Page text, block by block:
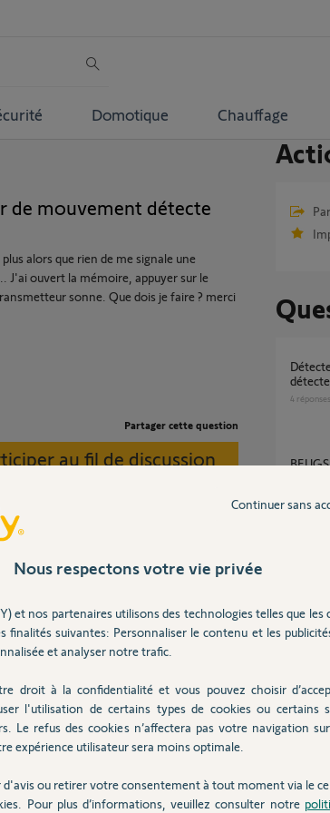
Domotique Chauffage
de mouvement détecte
alors que rien de me signale une
J'ai ouvert la mémoire, appuyer sur le
sonne. Que dois je faire ? merci
Partager cette question
au fil de discussion
?
Détecteur de mouvement intérieur ne
4 réponses
Caméra indoor sans notif mouvement et
6réponses
5réponses
Nous respectons votre vie privée
et nos partenaires utilisons des technologies telles que les
finalités suivantes: Personnaliser le contenu et les
et analyser notre trafic.
droit à la confidentialité et vous pouvez choisir
l'utilisation de certains types de cookies ou certains
Le refus des cookies n’affectera pas votre navigation
expérience utilisateur sera moins optimale.
d'avis ou retirer votre consentement à tout moment via le
Pour plus d’informations, veuillez consulter notre
Continuer sans